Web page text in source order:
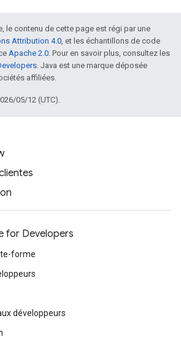
le contenu de cette page est régi par une
Attribution 4.0, et les échantillons de code
Apache 2.0. Pour en savoir plus, consultez les
. Java est une marque déposée
affiliées.
05/12 (UTC).
for Developers
forme
développeurs